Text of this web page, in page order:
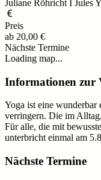
Juliane Röhricht I Jules
Preis
ab 20,00 €
Nächste Termine
Loading map...
Informationen zur
Yoga ist eine wunderbar
verringern. Die im
Für alle, die mit
unterbricht einmal am
Nächste Termine